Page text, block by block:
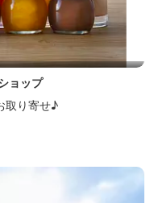
ョップ
取り寄せ♪